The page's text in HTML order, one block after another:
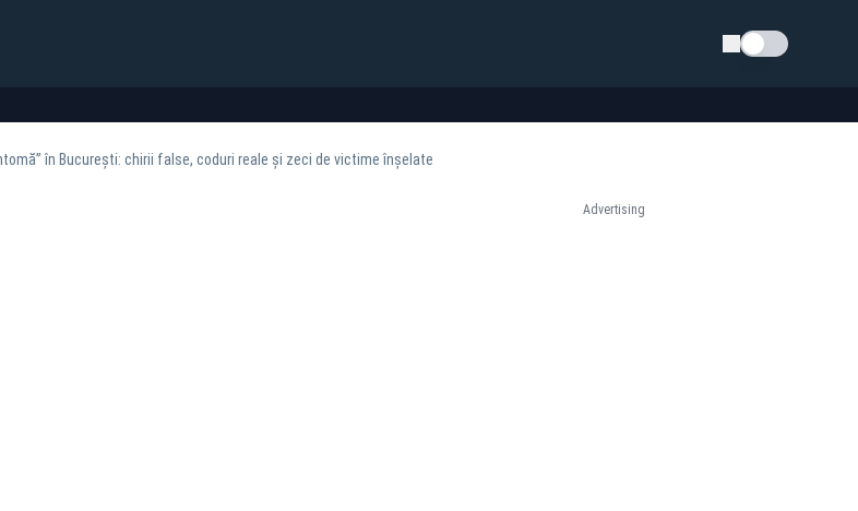
Schimba tema
în București: chirii false, coduri reale și zeci de victime înșelate
Advertising